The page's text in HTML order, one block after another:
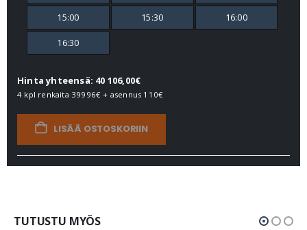
15:00 15:30 16:00
16:30
Hinta yhteensä: 40 106,00€
4 kpl renkaita 39996€ + asennus 110€
LISÄÄ OSTOSKORIIN
TUTUSTU MYÖS